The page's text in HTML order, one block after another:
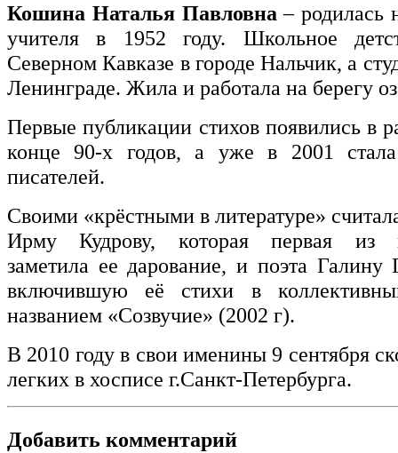
Кошина Наталья Павловна – родилась
учителя в 1952 году. Школьное
Северном Кавказе в городе Нальчик, а
Ленинграде. Жила и работала на берегу
Первые публикации стихов появились в
конце 90-х годов, а уже в 2001
писателей.
Своими «крёстными в литературе»
Ирму Кудрову, которая первая из
заметила ее дарование, и поэта Галину
включившую её стихи в
названием «Созвучие» (2002 г).
В 2010 году в свои именины 9 сентября
легких в хосписе г.Санкт-Петербурга.
Добавить комментарий